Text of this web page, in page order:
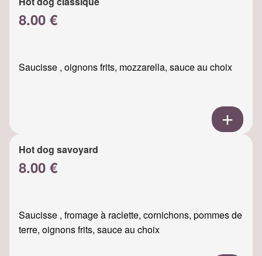
8.00 €
Saucisse , oignons frits, mozzarella, sauce au choix
Hot dog savoyard
8.00 €
Saucisse , fromage à raclette, cornichons, pommes de
terre, oignons frits, sauce au choix